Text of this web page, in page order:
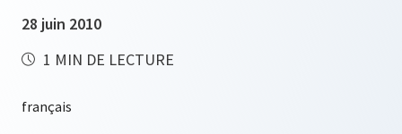
28 juin 2010
1 MIN DE LECTURE